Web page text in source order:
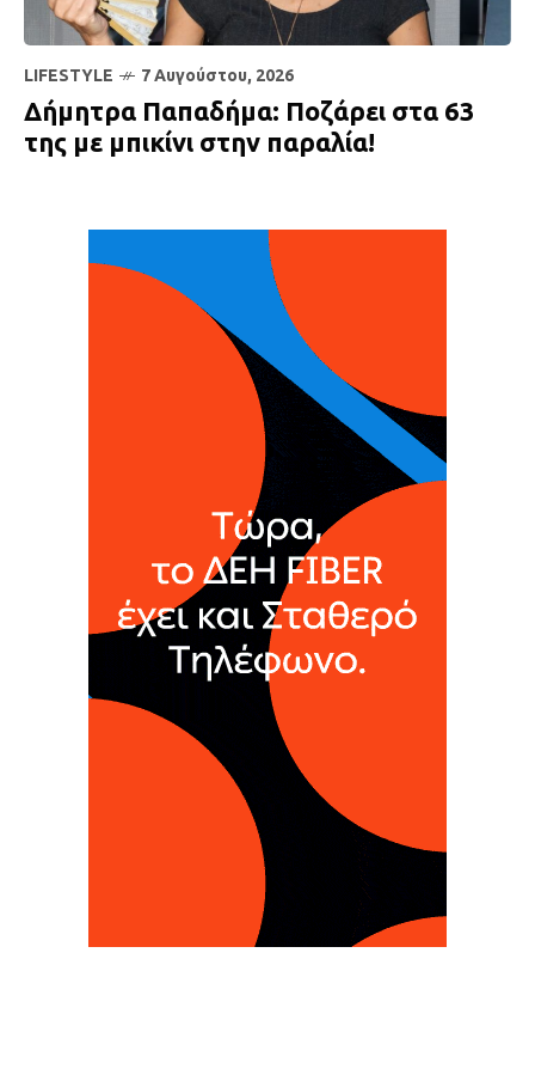
LIFESTYLE 7 Αυγούστου, 2026
Δήμητρα Παπαδήμα: Ποζάρει στα 63
της με μπικίνι στην παραλία!